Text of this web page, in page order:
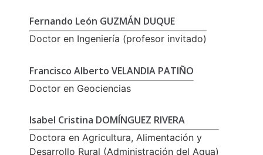
Fernando León GUZMÁN DUQUE
Doctor en Ingeniería (profesor invitado)
Francisco Alberto VELANDIA PATIÑO
Doctor en Geociencias
Isabel Cristina DOMÍNGUEZ RIVERA
Doctora en Agricultura, Alimentación y
Desarrollo Rural (Administración del Agua)